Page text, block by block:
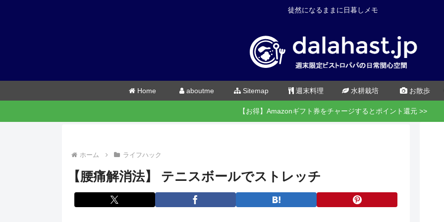
徒然になるままに日暮しメモ
Home aboutme Sitemap 週末料理 水耕栽培 お散歩
【お得】Amazonギフト券をチャージするとポイント還元 >>
ホーム ライフハック
【腰痛解消法】 テニスボールでストレッチ